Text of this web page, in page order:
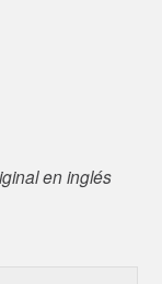
en inglés